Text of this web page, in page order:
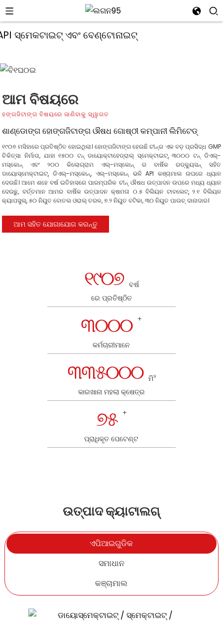
ଆମ ବିଷୟରେ
ହଙ୍ଗଜିଟାଙ୍ଗ ବିଷୟରେ ଜାଣିବାକୁ ସ୍ୱାଗତ
ଶାଣ୍ଡୋଙ୍ଗ ହୋଙ୍ଗଜିଟାଙ୍ଗ ଔଷଧ ଗୋଷ୍ଠୀ କମ୍ପାନୀ ଲିମିଟେଡ୍
୧୯୦୭ ମସିହାରେ ପ୍ରତିଷ୍ଠିତ ହୋଇଥିଲା। ହୋଙ୍ଗଜିଟାଙ୍ଗ ହେଉଛି ଚୀନ୍‌ର ଏକ ବଡ଼ ପ୍ରସିଦ୍ଧ GMP
ଚିକିତ୍ସା ନିର୍ମାତା, ଯାହା ୧୫୦୦ ଟନ୍ ଡାୟୋକ୍ଟାହେଡ୍ରାଲ୍ ସ୍ମେକ୍ଟାଇଟ୍, ୩୦୦୦ ଟନ୍ ଡିଏଲ୍-
ମସ୍କୋନ୍ ଏବଂ ୨୦୦ କିଲୋଗ୍ରାମ ଏଲ୍-ମସ୍କୋନ୍ ର ବାର୍ଷିକ ରଡ୍କ୍ୟୁସନ୍ ସହିତ
ଡାୟୋସ୍ମେକ୍ଟାଇଟ୍, ଡିଏଲ୍-ମସ୍କୋନ୍, ଏଲ୍-ମସ୍କୋନ୍ ଭଳି API କଞ୍ଚାମାଲ ଉପରେ ଧ୍ୟାନ
ଦେଉଛି। ଆମେ ଶହେ ବର୍ଷ ଇତିହାସରେ ପାରମ୍ପରିକ ଚୀନ୍ ଔଷଧ ଉତ୍ପାଦନ ଉପରେ ମଧ୍ୟ ଧ୍ୟାନ
ଦେଉଛୁ, ବର୍ତ୍ତମାନ ଆମର ବାର୍ଷିକ ଉତ୍ପାଦନ କ୍ଷମତା ୦.୫ ବିଲିୟନ ଟାବଲେଟ୍, ୨.୧ ବିଲିୟନ
କ୍ୟାପସୁଲ୍, ୫୦ ନିୟୁତ ବୋତଲ ଓରାଲ୍ ତରଳ, ୭.୨ ନିୟୁତ ବଟିକା, ୩୦ ନିୟୁତ ପାଉଚ୍ ଦାନାଦାର।
ଆମ ସହିତ ଯୋଗାଯୋଗ କରନ୍ତୁ
୧୯୦୭ ବର୍ଷ
ରେ ପ୍ରତିଷ୍ଠିତ
୩୦୦୦ +
କର୍ମଚାରୀମାନେ
୩୩୫୦୦୦ ମି୨
କାରଖାନା ମହଲା କ୍ଷେତ୍ର
୭୫ +
ପ୍ରାଧିକୃତ ପେଟେଣ୍ଟ
ଉତ୍ପାଦ କ୍ୟାଟାଲଗ୍
ଏପିଆଇଗୁଡିକ
ସମାଧାନ
କଞ୍ଚାମାଲ